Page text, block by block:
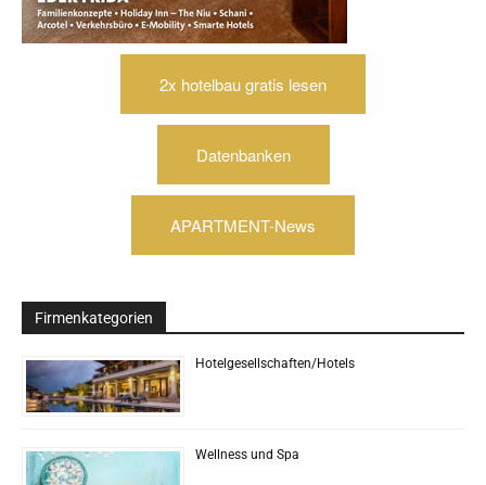
2x hotelbau gratis lesen
Datenbanken
APARTMENT-News
Firmenkategorien
Hotelgesellschaften/Hotels
Wellness und Spa